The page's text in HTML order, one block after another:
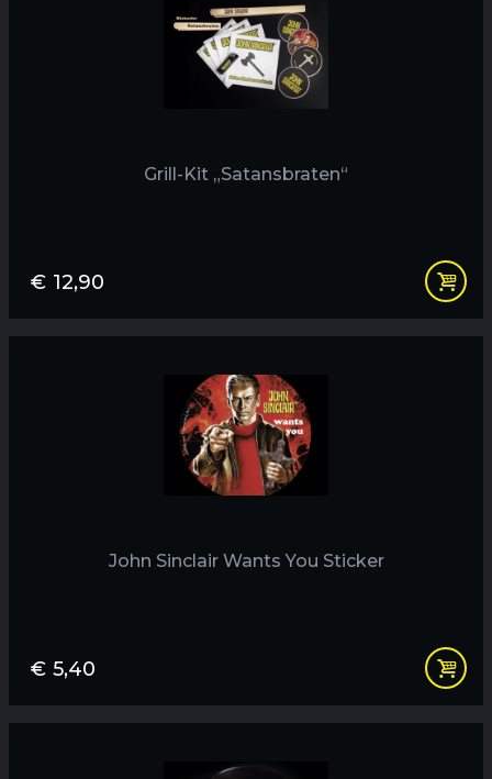
Grill-Kit „Satansbraten“
€ 12,90
John Sinclair Wants You Sticker
€ 5,40